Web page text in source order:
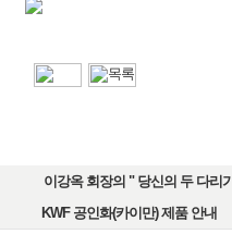
이강옥 회장의 " 당신의 두 다리
KWF 공인화(카이만) 제품 안내